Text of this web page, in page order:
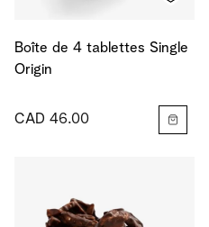
Boîte de 4 tablettes Single
Origin
CAD 46.00